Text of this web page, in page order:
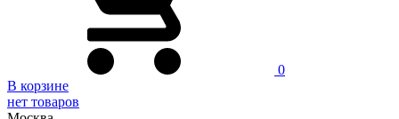
0
В корзине
нет товаров